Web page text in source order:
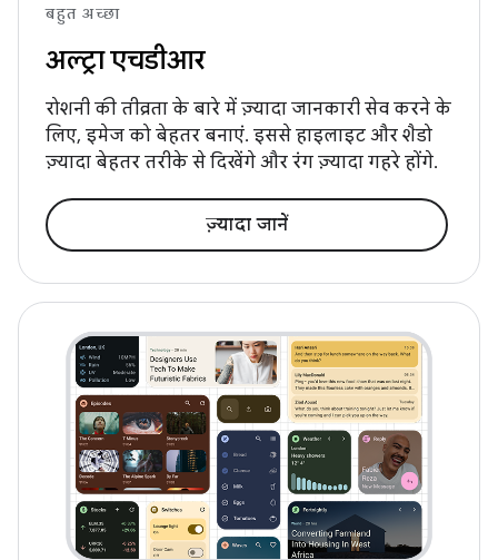
बहुत अच्छा
अल्ट्रा एचडीआर
रोशनी की तीव्रता के बारे में ज़्यादा जानकारी सेव करने के
लिए, इमेज को बेहतर बनाएं. इससे हाइलाइट और शैडो
ज़्यादा बेहतर तरीके से दिखेंगे और रंग ज़्यादा गहरे होंगे.
ज़्यादा जानें